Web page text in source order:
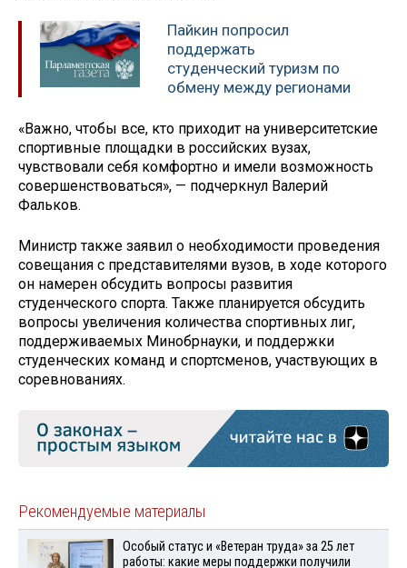
Пайкин попросил
поддержать
студенческий туризм по
обмену между регионами
«Важно, чтобы все, кто приходит на университетские
спортивные площадки в российских вузах,
чувствовали себя комфортно и имели возможность
совершенствоваться», — подчеркнул Валерий
Фальков.
Министр также заявил о необходимости проведения
совещания с представителями вузов, в ходе которого
он намерен обсудить вопросы развития
студенческого спорта. Также планируется обсудить
вопросы увеличения количества спортивных лиг,
поддерживаемых Минобрнауки, и поддержки
студенческих команд и спортсменов, участвующих в
соревнованиях.
Рекомендуемые материалы
Особый статус и «Ветеран труда» за 25 лет
работы: какие меры поддержки получили